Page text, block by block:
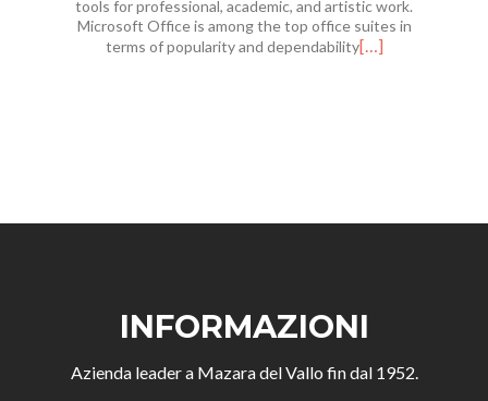
tools for professional, academic, and artistic work.
Microsoft Office is among the top office suites in
terms of popularity and dependability[…]
INFORMAZIONI
Azienda leader a Mazara del Vallo fin dal 1952.